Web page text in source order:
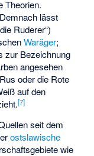
Theorien.
lässt
Ruderer“)
Waräger;
zur Bezeichnung
angesehen
oder die Rote
auf den
[7]
seit dem
ostslawische
wie